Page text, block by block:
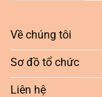
Về chúng tôi
Sơ đồ tổ chức
Liên hệ